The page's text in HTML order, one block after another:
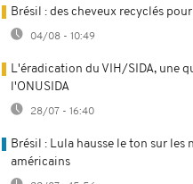
Brésil : des cheveux recyclés
04/08 - 10:49
L'éradication du VIH/SIDA, une
l'ONUSIDA
28/07 - 16:40
Brésil : Lula hausse le ton sur
américains